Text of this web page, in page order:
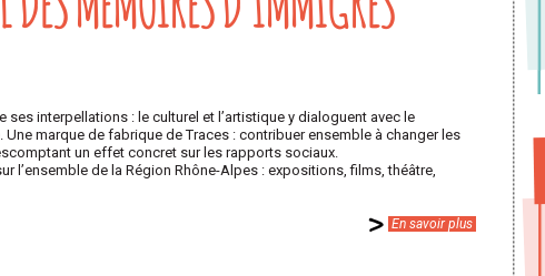
ses interpellations : le culturel et l’artistique y dialoguent avec le
marque de fabrique de Traces : contribuer ensemble à changer les
un effet concret sur les rapports sociaux.
l’ensemble de la Région Rhône-Alpes : expositions, films, théâtre,
En savoir plus